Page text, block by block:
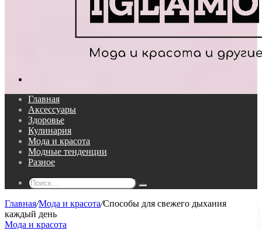
Главная
Аксессуары
Здоровье
Кулинария
Мода и красота
Модные тенденции
Разное
Поиск...
Главная/Мода и красота/Способы для свежего дыхания
каждый день
Мода и красота